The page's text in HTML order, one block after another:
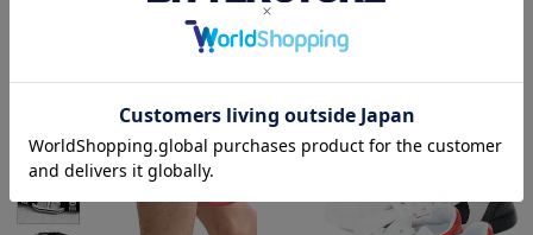
1,980 (税込)